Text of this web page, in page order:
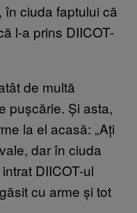
în ciuda faptului că
l-a prins DIICOT-
de multă
pușcărie. Și asta,
la el acasă: „Ați
dar în ciuda
DIICOT-ul
cu arme și tot